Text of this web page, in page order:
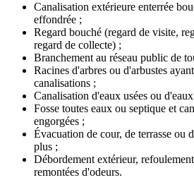
Canalisation extérieure enterrée
effondrée ;
Regard bouché (regard de visite,
regard de collecte) ;
Branchement au réseau public de
Racines d'arbres ou d'arbustes
canalisations ;
Canalisation d'eaux usées ou
Fosse toutes eaux ou septique et
engorgées ;
Évacuation de cour, de terrasse ou
plus ;
Débordement extérieur,
remontées d'odeurs.